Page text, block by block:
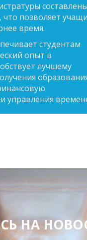
позволяет
время.
студентам
опыт в
лучшему
управления
НА